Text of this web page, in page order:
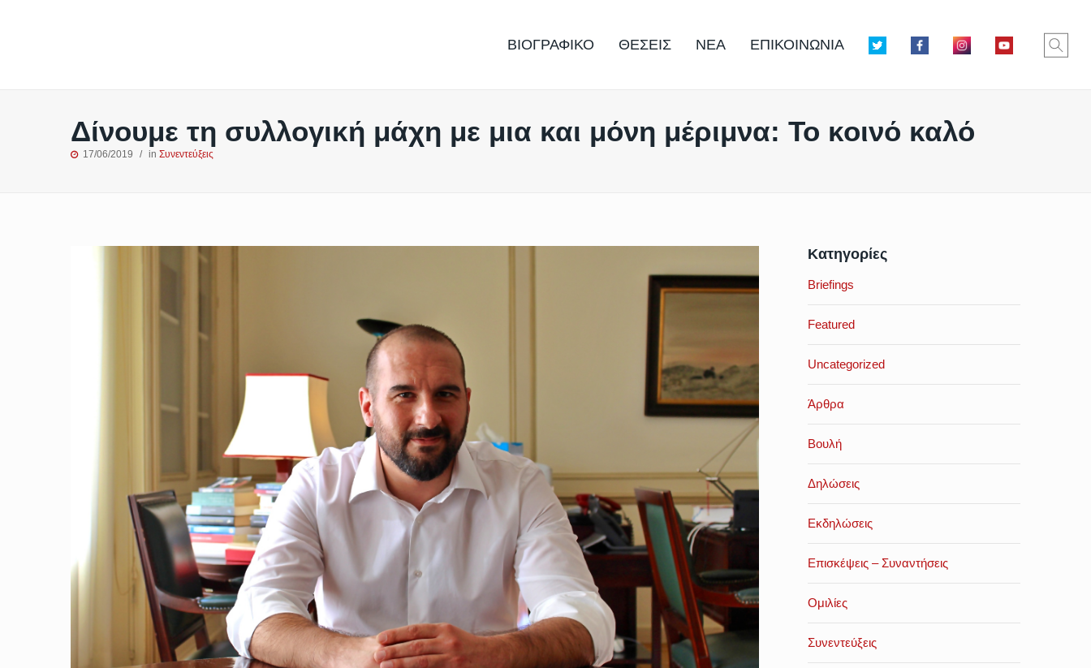
ΒΙΟΓΡΑΦΙΚΟ ΘΕΣΕΙΣ ΝΕΑ ΕΠΙΚΟΙΝΩΝΙΑ
Δίνουμε τη συλλογική μάχη με μια και μόνη μέριμνα: Το κοινό καλό
17/06/2019 in Συνεντεύξεις
Κατηγορίες
Briefings
Featured
Uncategorized
Άρθρα
Βουλή
Δηλώσεις
Εκδηλώσεις
Επισκέψεις – Συναντήσεις
Ομιλίες
Συνεντεύξεις